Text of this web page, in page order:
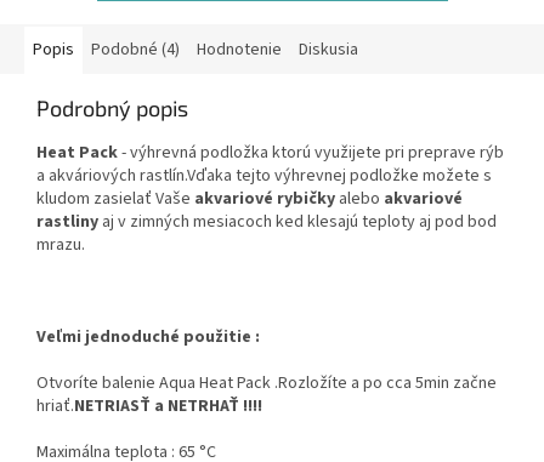
Popis Podobné (4) Hodnotenie Diskusia
Podrobný popis
Heat Pack- výhrevná podložka ktorú využijete pri preprave rýb
a akváriových rastlín.Vďaka tejto výhrevnej podložke možete s
kludom zasielať Vaše akvariové rybičky alebo akvariové
rastliny aj v zimných mesiacoch ked klesajú teploty aj pod bod
mrazu.
Veľmi jednoduché použitie :
Otvoríte balenie Aqua Heat Pack .Rozložíte a po cca 5min začne
hriať.NETRIASŤ a NETRHAŤ !!!!
Maximálna teplota : 65 °C